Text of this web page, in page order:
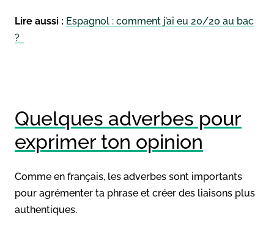
Lire aussi : Espagnol : comment j’ai eu 20/20 au bac
?
Quelques adverbes pour
exprimer ton opinion
Comme en français, les adverbes sont importants
pour agrémenter ta phrase et créer des liaisons plus
authentiques.